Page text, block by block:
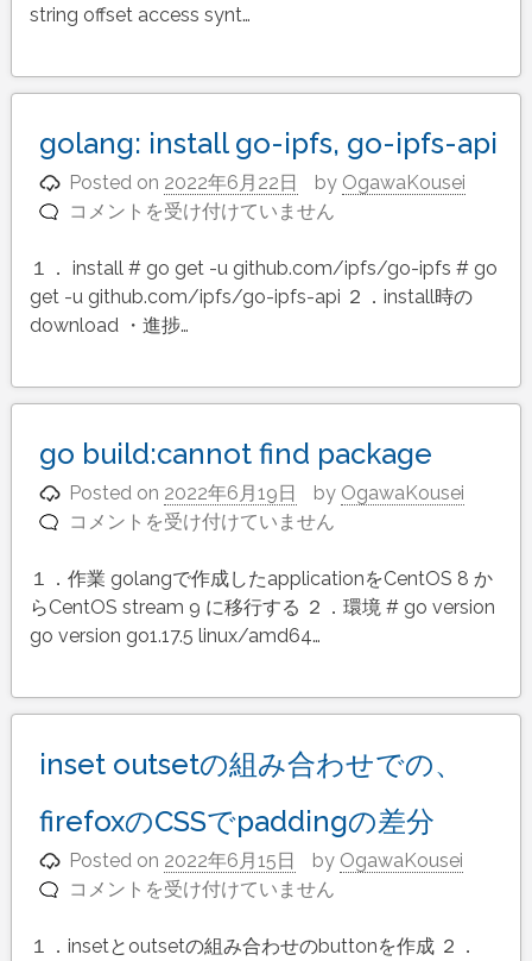
8.0
バ
ジ
ョ
ン
ア
プ、
tcpdf
の
換
い
変
に
伴
う
修
string offset access synt…
golang: install go-ipfs, go-ipfs-api
Posted on 2022年6月22日 by OgawaKousei
golang:
go-
ipfs,
go-
api
は
コメントを受け付けていません
１． install # go get -u github.com/ipfs/go-ipfs # go
get -u github.com/ipfs/go-ipfs-api ２．install時の
download ・進捗…
go build:cannot find package
Posted on 2022年6月19日 by OgawaKousei
go
find
package
は
コメントを受け付けていません
１．作業 golangで作成したapplicationをCentOS 8 か
らCentOS stream 9 に移行する ２．環境 # go version
go version go1.17.5 linux/amd64…
inset outsetの組み合わせでの、
firefoxのCSSでpaddingの差分
Posted on 2022年6月15日 by OgawaKousei
inset
の
コメントを受け付けていません
１．insetとoutsetの組み合わせのbuttonを作成 ２．